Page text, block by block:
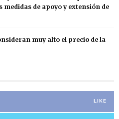
de apoyo y extensión de
muy alto el precio de la
LIKE